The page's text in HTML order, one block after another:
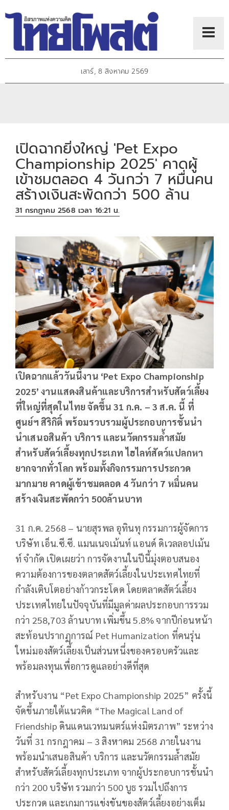
เสาร์, 8 สิงหาคม 2569
เปิดฉากยิ่งใหญ่ 'Pet Expo
Championship 2025' คาดผู้
เข้าชมตลอด 4 วันกว่า 7 หมื่นคน
สร้างเงินสะพัดกว่า 500 ล้าน
31 กรกฎาคม 2568 เวลา 16:21 น.
เปิดฉากแล้ววันนี้งาน ‘Pet Expo Championship
2025’ งานแสดงสินค้าและบริการสำหรับสัตว์เลี้ยง
ที่ใหญ่ที่สุดในไทย จัดขึ้น 31 ก.ค. – 3 ส.ค. นี้ ที่
ศูนย์ฯ สิริกิติ์ พร้อมรวบรวมผู้ประกอบการชั้นนำ
นำเสนอสินค้า บริการ และนวัตกรรมล้ำสมัย
สำหรับสัตว์เลี้ยงทุกประเภท ไฮไลท์สัตว์แปลกหา
ยากจากทั่วโลก พร้อมทั้งกิจกรรมการประกวด
มากมาย คาดผู้เข้าชมตลอด 4 วันกว่า 7 หมื่นคน
สร้างเงินสะพัดกว่า 500ล้านบาท
31 ก.ค. 2568 – นายสุรพล อุทินทุ กรรมการผู้จัดการ
บริษัท เอ็น.ซี.ซี. แมนเนจเม้นท์ แอนด์ ดิเวลลอปเม้น
ท์ จำกัด เปิดเผยว่า การจัดงานในปีนี้มุ่งตอบสนอง
ความต้องการของตลาดสัตว์เลี้ยงในประเทศไทยที่
กำลังเติบโตอย่างก้าวกระโดด โดยตลาดสัตว์เลี้ยง
ประเทศไทยในปัจจุบันที่มีมูลค่าผลประกอบการรวม
กว่า 258,703 ล้านบาท เพิ่มขึ้น 5.8% จากปีก่อนหน้า
สะท้อนปรากฏการณ์ Pet Humanization ที่คนรุ่น
ใหม่มองสัตว์เลี้ยงเป็นส่วนหนึ่งของครอบครัวและ
พร้อมลงทุนเพื่อการดูแลอย่างดีที่สุด
สำหรับงาน “Pet Expo Championship 2025” ครั้งนี้
จัดขึ้นภายใต้แนวคิด “The Magical Land of
Friendship ดินแดนเวทมนตร์แห่งมิตรภาพ” ระหว่าง
วันที่ 31 กรกฎาคม – 3 สิงหาคม 2568 ภายในงาน
พร้อมนำเสนอสินค้า บริการ และนวัตกรรมล้ำสมัย
สำหรับสัตว์เลี้ยงทุกประเภท จากผู้ประกอบการชั้นนำ
กว่า 200 บริษัท รวมกว่า 500 บูธ รวมไปถึงการ
ประกวด และเกมการแข่งขันของสัตว์เลี้ยงอย่างเต็ม